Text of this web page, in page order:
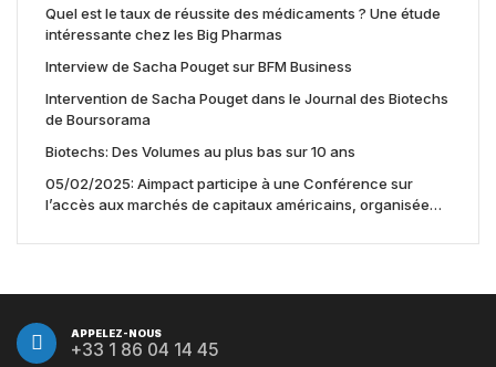
Quel est le taux de réussite des médicaments ? Une étude
intéressante chez les Big Pharmas
Interview de Sacha Pouget sur BFM Business
Intervention de Sacha Pouget dans le Journal des Biotechs
de Boursorama
Biotechs: Des Volumes au plus bas sur 10 ans
05/02/2025: Aimpact participe à une Conférence sur
l’accès aux marchés de capitaux américains, organisée
APPELEZ-NOUS
+33 1 86 04 14 45